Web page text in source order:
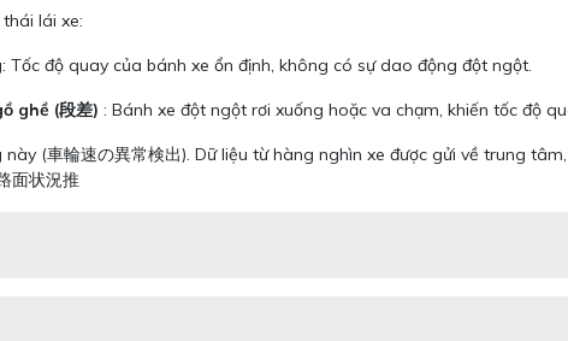
lái xe:
Tốc độ quay của bánh xe ổn định, không có sự dao động đột ngột.
ghề (段差) : Bánh xe đột ngột rơi xuống hoặc va chạm, khiến tốc độ
(車輪速の異常検出). Dữ liệu từ hàng nghìn xe được gửi về trung
面状況推